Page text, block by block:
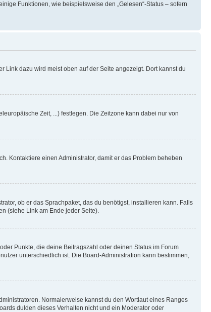
Funktionen, wie beispielsweise den „Gelesen“-Status – sofern
Link dazu wird meist oben auf der Seite angezeigt. Dort kannst du
Zeit, ...) festlegen. Die Zeitzone kann dabei nur von
Kontaktiere einen Administrator, damit er das Problem beheben
ob er das Sprachpaket, das du benötigst, installieren kann. Falls
(siehe Link am Ende jeder Seite).
Punkte, die deine Beitragszahl oder deinen Status im Forum
unterschiedlich ist. Die Board-Administration kann bestimmen,
Normalerweise kannst du den Wortlaut eines Ranges
dulden dieses Verhalten nicht und ein Moderator oder